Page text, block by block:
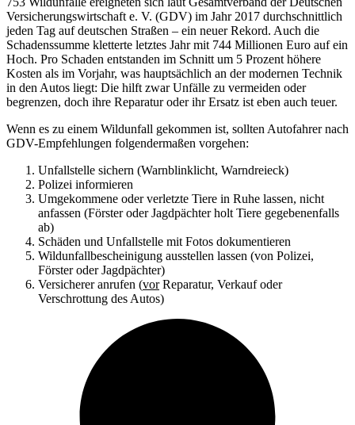
Versicherungswirtschaft e. V. (GDV) im Jahr 2017 durchschnittlich
jeden Tag auf deutschen Straßen – ein neuer Rekord. Auch die
Schadenssumme kletterte letztes Jahr mit 744 Millionen Euro auf ein
Hoch. Pro Schaden entstanden im Schnitt um 5 Prozent höhere
Kosten als im Vorjahr, was hauptsächlich an der modernen Technik
in den Autos liegt: Die hilft zwar Unfälle zu vermeiden oder
begrenzen, doch ihre Reparatur oder ihr Ersatz ist eben auch teuer.
Wenn es zu einem Wildunfall gekommen ist, sollten Autofahrer nach
GDV-Empfehlungen folgendermaßen vorgehen:
Unfallstelle sichern (Warnblinklicht, Warndreieck)
Polizei informieren
Umgekommene oder verletzte Tiere in Ruhe lassen, nicht
anfassen (Förster oder Jagdpächter holt Tiere gegebenenfalls
ab)
Schäden und Unfallstelle mit Fotos dokumentieren
Wildunfallbescheinigung ausstellen lassen (von Polizei,
Förster oder Jagdpächter)
Versicherer anrufen (vorReparatur, Verkauf oder
Verschrottung des Autos)